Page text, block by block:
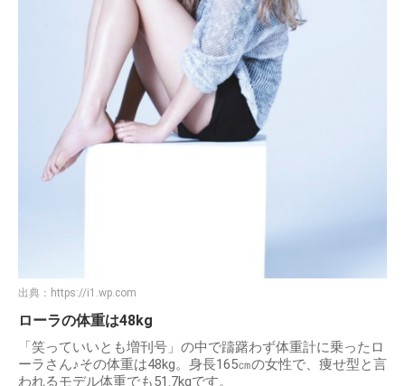
出典： https://i1.wp.com
ローラの体重は48kg
「笑っていいとも増刊号」の中で躊躇わず体重計に乗ったロ
ーラさん♪その体重は48kg。身長165㎝の女性で、痩せ型と言
われるモデル体重でも51.7kgです。